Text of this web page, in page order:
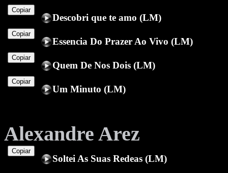
Descobri que te amo (LM)
Copiar
Essencia Do Prazer Ao Vivo (LM)
Copiar
Quem De Nos Dois (LM)
Copiar
Um Minuto (LM)
Copiar
Alexandre Arez
Soltei As Suas Redeas (LM)
Copiar